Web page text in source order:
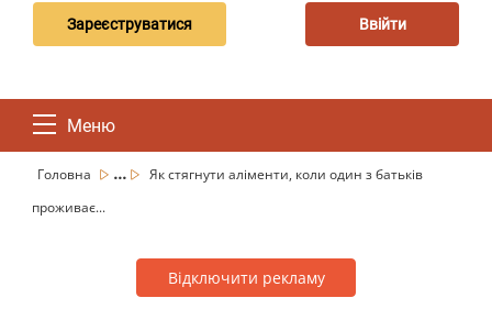
Зареєструватися Ввійти
Меню
Головна ...
Як стягнути аліменти, коли один з батьків
проживає...
Відключити рекламу